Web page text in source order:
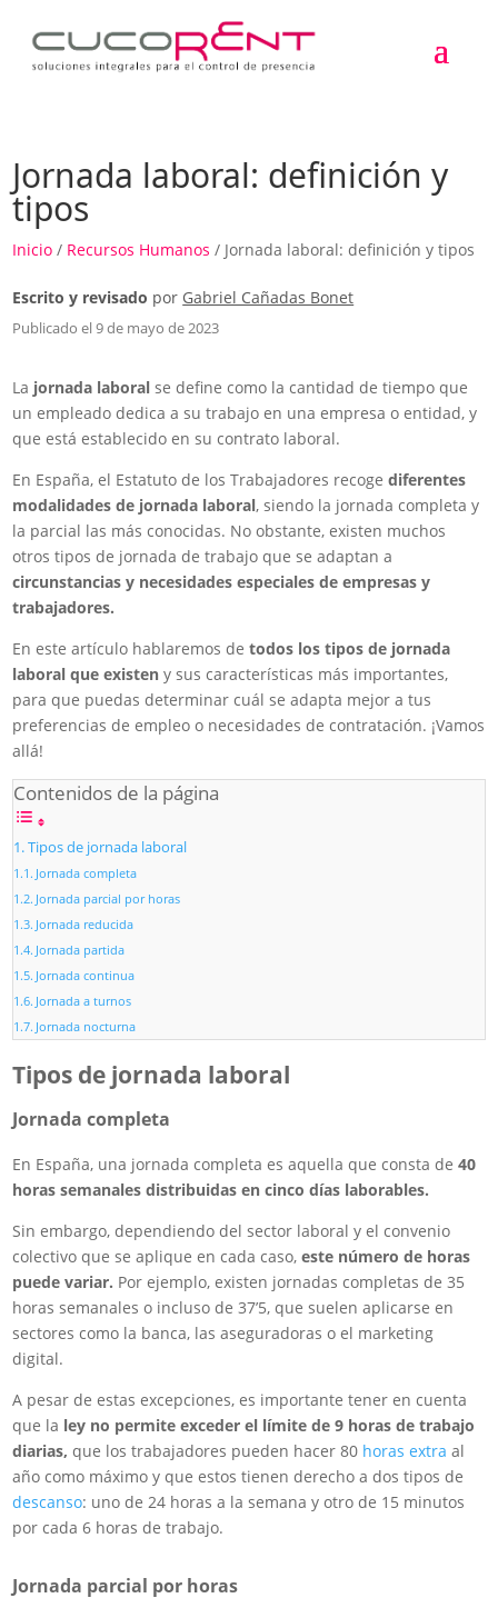
Jornada laboral: definición y
tipos
Inicio / Recursos Humanos / Jornada laboral: definición y tipos
Escrito y revisado por Gabriel Cañadas Bonet
Publicado el 9 de mayo de 2023
La jornada laboral se define como la cantidad de tiempo que
un empleado dedica a su trabajo en una empresa o entidad, y
que está establecido en su contrato laboral.
En España, el Estatuto de los Trabajadores recogediferentes
modalidades de jornada laboral, siendo la jornada completa y
la parcial las más conocidas. No obstante, existen muchos
otros tipos de jornada de trabajo que se adaptan a
circunstancias y necesidades especiales de empresas y
trabajadores.
En este artículo hablaremos detodos los tipos de jornada
laboral que existen y sus características más importantes,
para que puedas determinar cuál se adapta mejor a tus
preferencias de empleo o necesidades de contratación. ¡Vamos
allá!
Contenidos de la página
Tipos de jornada laboral
Jornada completa
Jornada parcial por horas
Jornada reducida
Jornada partida
Jornada continua
Jornada a turnos
Jornada nocturna
Tipos de jornada laboral
Jornada completa
En España, una jornada completa es aquella que consta de40
horas semanales distribuidas en cinco días laborables.
Sin embargo, dependiendo del sector laboral y el convenio
colectivo que se aplique en cada caso,este número de horas
puede variar. Por ejemplo, existen jornadas completas de 35
horas semanales o incluso de 37’5, que suelen aplicarse en
sectores como la banca, las aseguradoras o el marketing
digital.
A pesar de estas excepciones, es importante tener en cuenta
que la ley no permite exceder el límite de 9 horas de trabajo
diarias, que los trabajadores pueden hacer 80 horas extra al
año como máximo y que estos tienen derecho a dos tipos de
descanso: uno de 24 horas a la semana y otro de 15 minutos
por cada 6 horas de trabajo.
Jornada parcial por horas